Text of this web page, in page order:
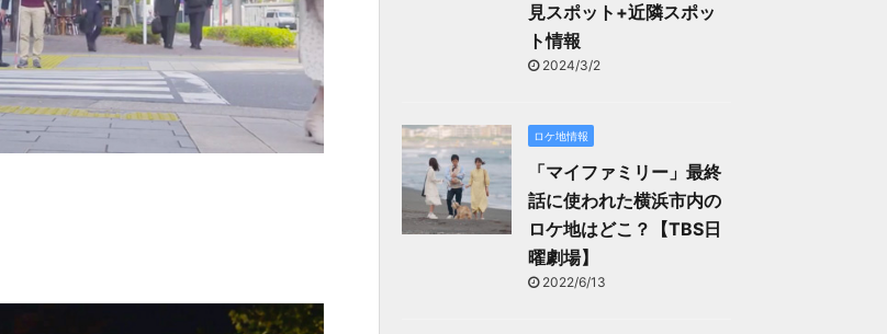
見スポット+近隣スポッ
ト情報
2024/3/2
ロケ地情報
「マイファミリー」最終
話に使われた横浜市内の
ロケ地はどこ？【TBS日
曜劇場】
2022/6/13